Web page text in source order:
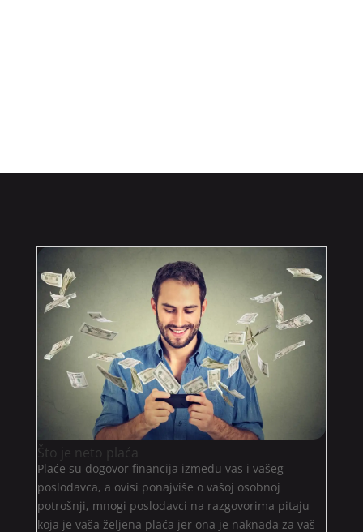
Što je neto plaća
Plaće su dogovor financija između vas i vašeg
poslodavca, a ovisi ponajviše o vašoj osobnoj
potrošnji, mnogi poslodavci na razgovorima pitaju
koja je vaša željena plaća jer ona je naknada za vaš